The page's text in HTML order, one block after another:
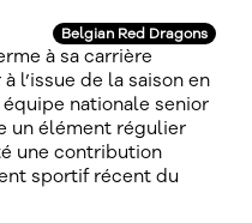
Belgian Red Dragons
à sa carrière
l’issue de la saison en
nationale senior
un élément régulier
une contribution
sportif récent du